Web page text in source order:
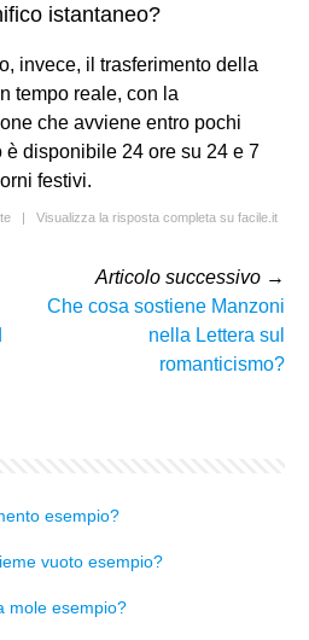
istantaneo?
invece, il trasferimento della
tempo reale, con la
che avviene entro pochi
disponibile 24 ore su 24 e 7
festivi.
| Visualizza la risposta completa su facile.it
Articolo successivo →
Che cosa sostiene Manzoni
nella Lettera sul
romanticismo?
esempio?
vuoto esempio?
mole esempio?